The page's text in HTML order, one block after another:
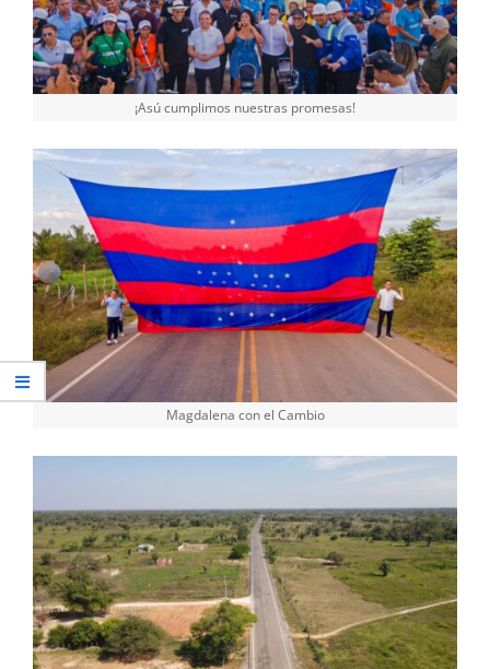
¡Asú cumplimos nuestras promesas!
Magdalena con el Cambio